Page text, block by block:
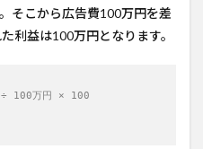
そこから広告費100万円を差
利益は100万円となります。
÷ 100万円 × 100